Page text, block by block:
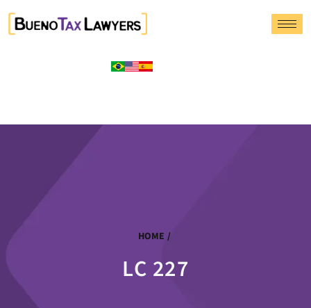
HOME /
LC 227